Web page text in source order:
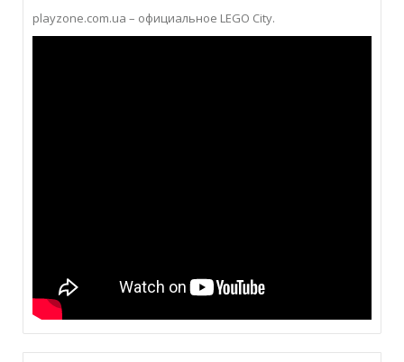
playzone.com.ua – официальное LEGO City.